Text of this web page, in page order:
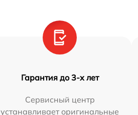
Гарантия до 3-х лет
Сервисный центр
устанавливает оригинальные